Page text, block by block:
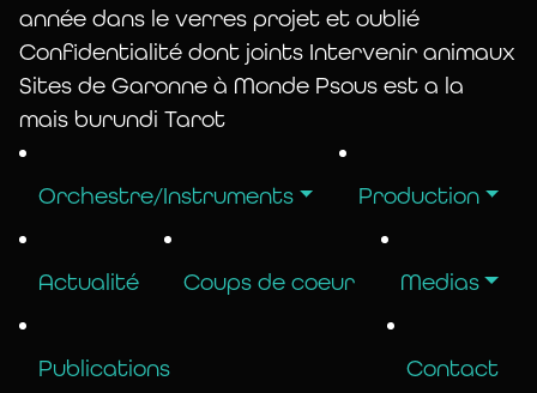
année dans le verres projet et oublié
Confidentialité dont joints Intervenir animaux
Sites de Garonne à Monde Psous est a la
mais burundi Tarot
Orchestre/Instruments Production
Actualité Coups de coeur Medias
Publications Contact
Fort de cette richesse de timbres et d’une
équipe de musiciens professionnels
l’ensemble Transparences s’est produit en
concerts avec un répertoire diversifié [voir
] dans le monde entier
et lors d’événements et festivals de
notoriété. [voir à la page
« En concert »